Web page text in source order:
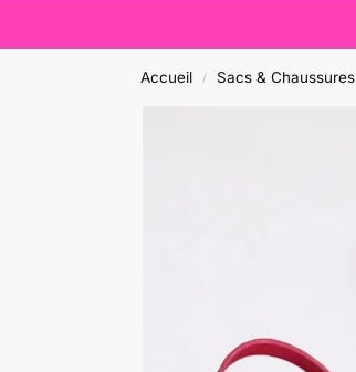
Accueil / Sacs & Chaussures